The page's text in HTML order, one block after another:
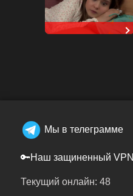
Мы в телеграмме
🔑Наш защиненный VPN
Текущий онлайн: 48